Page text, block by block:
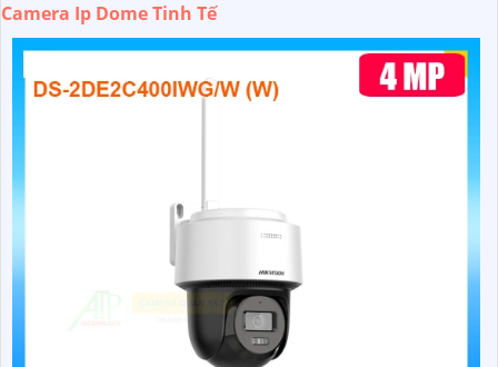
Camera Ip Dome Tinh Tế